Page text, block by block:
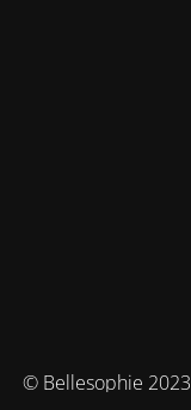
© Bellesophie 2023